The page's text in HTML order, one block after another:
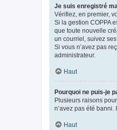
Je suis enregistré
Vérifiez, en premier,
Si la gestion COPPA
que toute nouvelle
un courriel, suivez
Si vous n’avez pas
administrateur.
Haut
Pourquoi ne puis-je
Plusieurs raisons
n’avez pas été
Haut